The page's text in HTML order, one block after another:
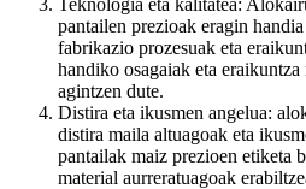
pantailen prezioak eragin
fabrikazio prozesuak eta
handiko osagaiak eta
agintzen dute.
Distira eta ikusmen angelua:
distira maila altuagoak eta
pantailak maiz prezioen etiketa
material aurreratuagoak